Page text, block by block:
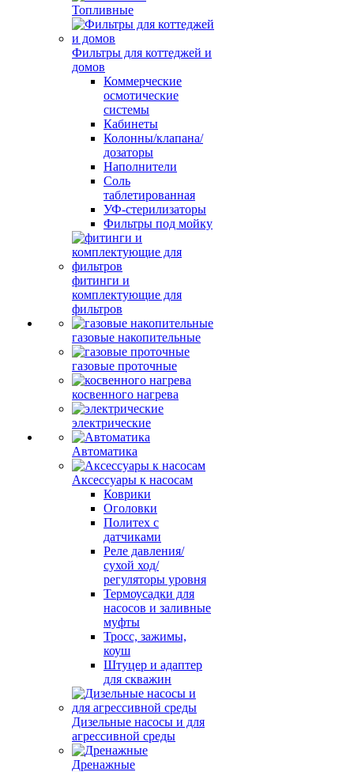
Топливные
Фильтры для коттеджей и
домов
Коммерческие
осмотические
системы
Кабинеты
Колонны/клапана/
дозаторы
Наполнители
Соль
таблетированная
УФ-стерилизаторы
Фильтры под мойку
фитинги и
комплектующие для
фильтров
газовые накопительные
газовые проточные
косвенного нагрева
электрические
Автоматика
Аксессуары к насосам
Коврики
Оголовки
Политех с
датчиками
Реле давления/
сухой ход/
регуляторы уровня
Термоусадки для
насосов и заливные
муфты
Тросс, зажимы,
коуш
Штуцер и адаптер
для скважин
Дизельные насосы и для
агрессивной среды
Дренажные